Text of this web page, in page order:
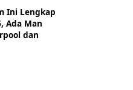
Ini Lengkap
Ada Man
dan